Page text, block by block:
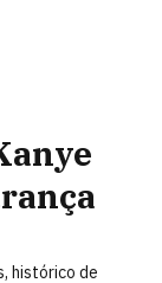
histórico de